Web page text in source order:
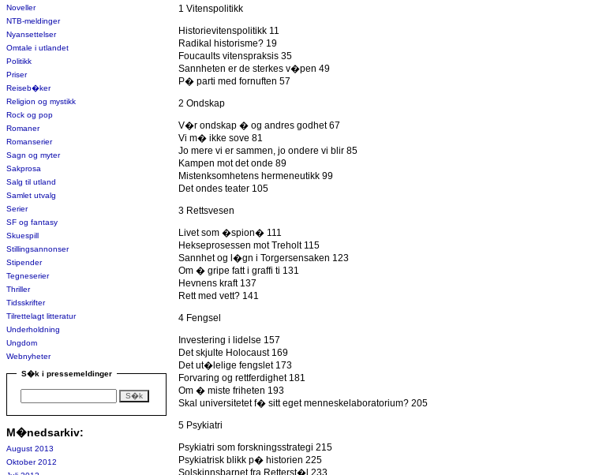
Noveller
NTB-meldinger
Nyansettelser
Omtale i utlandet
Politikk
Priser
Reiseb�ker
Religion og mystikk
Rock og pop
Romaner
Romanserier
Sagn og myter
Sakprosa
Salg til utland
Samlet utvalg
Serier
SF og fantasy
Skuespill
Stillingsannonser
Stipender
Tegneserier
Thriller
Tidsskrifter
Tilrettelagt litteratur
Underholdning
Ungdom
Webnyheter
S�k i pressemeldinger
M�nedsarkiv:
August 2013
Oktober 2012
1 Vitenspolitikk
Historievitenspolitikk 11
Radikal historisme? 19
Foucaults vitenspraksis 35
Sannheten er de sterkes v�pen 49
P� parti med fornuften 57
2 Ondskap
V�r ondskap � og andres godhet 67
Vi m� ikke sove 81
Jo mere vi er sammen, jo ondere vi blir 85
Kampen mot det onde 89
Mistenksomhetens hermeneutikk 99
Det ondes teater 105
3 Rettsvesen
Livet som �spion� 111
Hekseprosessen mot Treholt 115
Sannhet og l�gn i Torgersensaken 123
Om � gripe fatt i graffi ti 131
Hevnens kraft 137
Rett med vett? 141
4 Fengsel
Investering i lidelse 157
Det skjulte Holocaust 169
Det ut�lelige fengslet 173
Forvaring og rettferdighet 181
Om � miste friheten 193
Skal universitetet f� sitt eget menneskelaboratorium? 205
5 Psykiatri
Psykiatri som forskningsstrategi 215
Psykiatrisk blikk p� historien 225
Solskinnsbarnet fra Retterst�l 233